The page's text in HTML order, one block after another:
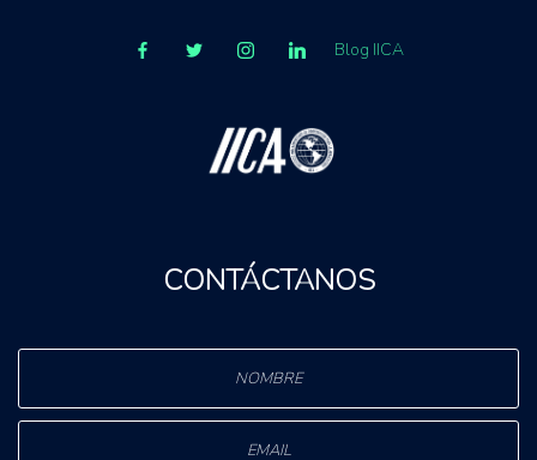
Blog IICA
CONTÁCTANOS